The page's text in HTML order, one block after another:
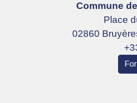
Commune
Place
02860